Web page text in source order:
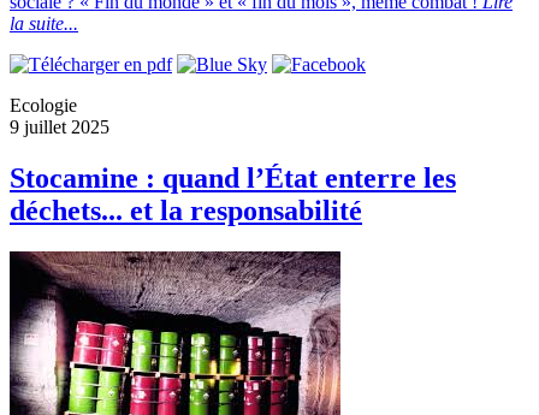
la suite...
Ecologie
9 juillet 2025
Stocamine : quand l’État enterre les
déchets... et la responsabilité